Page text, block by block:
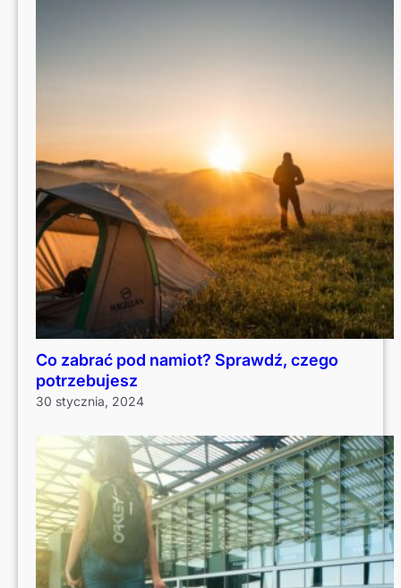
Co zabrać pod namiot? Sprawdź, czego
potrzebujesz
30 stycznia, 2024